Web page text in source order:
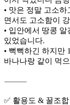
• 맛은 정말 고소
면서도 고소함이
• 입안에서 땅콩
있었습니다.
• 뻑뻑하긴 하지만
바나나랑 같이 먹
⸻
✅ 활용도 & 꿀조합